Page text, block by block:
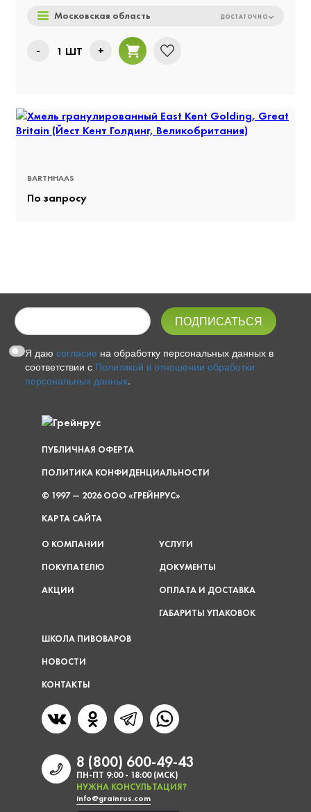
пакет 5 кг
Московская область ДОСТАТОЧНО
- 1 ШТ +
BARTHHAAS
По запросу
Я даюсогласие на обработку персональных данных в
соответствии с Политикой в отношении обработки
персональных данных.
ПУБЛИЧНАЯ ОФЕРТА
ПОЛИТИКА КОНФИДЕНЦИАЛЬНОСТИ
© 1997 — 2026 ООО «ГРЕЙНРУС»
КАРТА САЙТА
О КОМПАНИИ
ПОКУПАТЕЛЮ
АКЦИИ
УСЛУГИ
ДОКУМЕНТЫ
ОПЛАТА И ДОСТАВКА
ГАБАРИТЫ УПАКОВОК
ШКОЛА ПИВОВАРОВ
НОВОСТИ
КОНТАКТЫ
8 (800) 600-49-43
ПН-ПТ 9:00 - 18:00 (МСК)
НУЖНА КОНСУЛЬТАЦИЯ?
info@grainrus.com